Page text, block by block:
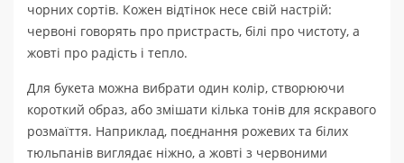
чорних сортів. Кожен відтінок несе свій настрій:
червоні говорять про пристрасть, білі про чистоту, а
жовті про радість і тепло.
Для букета можна вибрати один колір, створюючи
короткий образ, або змішати кілька тонів для яскравого
розмаїття. Наприклад, поєднання рожевих та білих
тюльпанів виглядає ніжно, а жовті з червоними